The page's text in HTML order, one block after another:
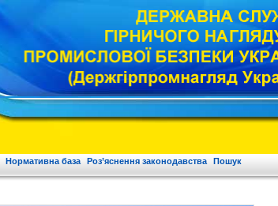
Нормативна база Роз’яснення законодавства Пошук